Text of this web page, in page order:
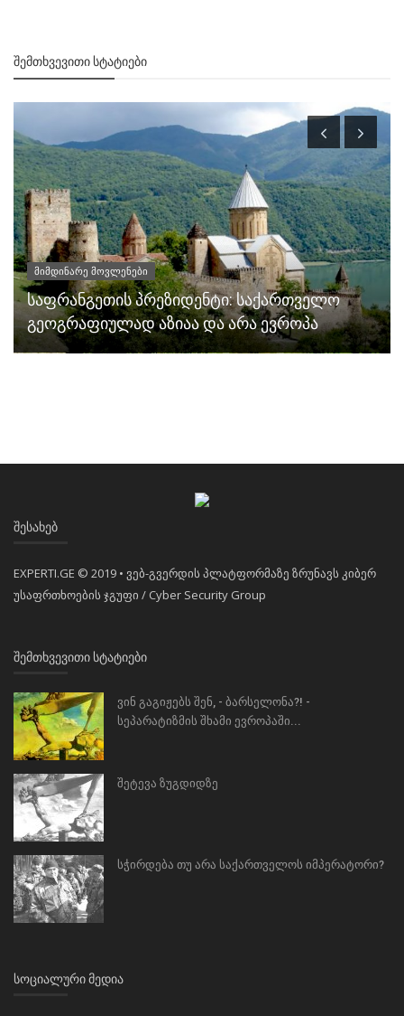
ᲨᲔᲛᲗᲮᲕᲔᲕᲘᲗᲘ ᲡᲢᲐᲢᲘᲔᲑᲘ
მიმდინარე მოვლენები
საფრანგეთის პრეზიდენტი: საქართველო
გეოგრაფიულად აზიაა და არა ევროპა
ᲨᲔᲡᲐᲮᲔᲑ
EXPERTI.GE © 2019 • ვებ-გვერდის პლატფორმაზე ზრუნავს კიბერ
უსაფრთხოების ჯგუფი / Cyber Security Group
ᲨᲔᲛᲗᲮᲕᲔᲕᲘᲗᲘ ᲡᲢᲐᲢᲘᲔᲑᲘ
ვინ გაგიჟებს შენ, - ბარსელონა?! -
სეპარატიზმის შხამი ევროპაში...
შეტევა ზუგდიდზე
სჭირდება თუ არა საქართველოს იმპერატორი?
ᲡᲝᲪᲘᲐᲚᲣᲠᲘ ᲛᲔᲓᲘᲐ